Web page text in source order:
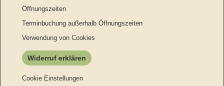
Öffnungszeiten
Terminbuchung außerhalb Öffnungszeiten
Verwendung von Cookies
Widerruf erklären
Cookie Einstellungen